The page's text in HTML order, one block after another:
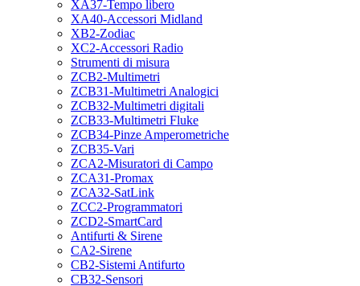
XA37-Tempo libero
XA40-Accessori Midland
XB2-Zodiac
XC2-Accessori Radio
Strumenti di misura
ZCB2-Multimetri
ZCB31-Multimetri Analogici
ZCB32-Multimetri digitali
ZCB33-Multimetri Fluke
ZCB34-Pinze Amperometriche
ZCB35-Vari
ZCA2-Misuratori di Campo
ZCA31-Promax
ZCA32-SatLink
ZCC2-Programmatori
ZCD2-SmartCard
Antifurti & Sirene
CA2-Sirene
CB2-Sistemi Antifurto
CB32-Sensori